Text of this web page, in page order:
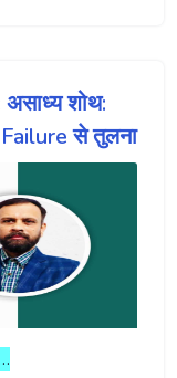
शोथ:
से तुलना